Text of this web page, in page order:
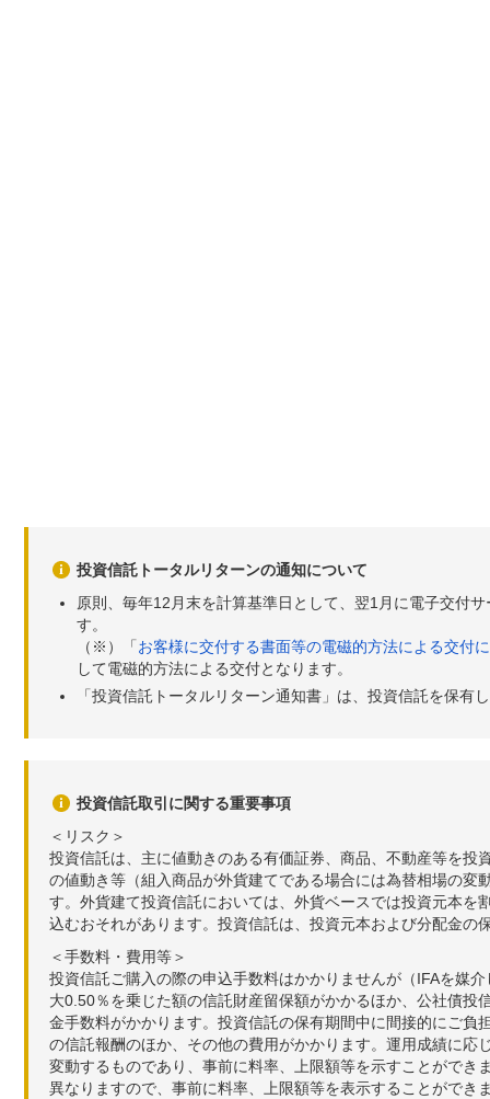
投資信託トータルリターンの通知について
原則、毎年12月末を計算基準日として、翌1月に電子交付
す。
（※）「お客様に交付する書面等の電磁的方法による交付
して電磁的方法による交付となります。
「投資信託トータルリターン通知書」は、投資信託を保有
投資信託取引に関する重要事項
＜リスク＞
投資信託は、主に値動きのある有価証券、商品、不動産等を
の値動き等（組入商品が外貨建てである場合には為替相場の
す。外貨建て投資信託においては、外貨ベースでは投資元本
込むおそれがあります。投資信託は、投資元本および分配金の
＜手数料・費用等＞
投資信託ご購入の際の申込手数料はかかりませんが（IFAを媒
大0.50％を乗じた額の信託財産留保額がかかるほか、公社債
金手数料がかかります。投資信託の保有期間中に間接的にご
の信託報酬のほか、その他の費用がかかります。運用成績に
変動するものであり、事前に料率、上限額等を示すことがで
異なりますので、事前に料率、上限額等を表示することがで